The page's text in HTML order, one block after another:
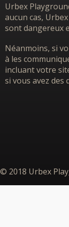
Urbex
aucun cas,
sont dangereux
Néanmoins, si
à les
incluant votre
si vous avez des
© 2018 Urbex